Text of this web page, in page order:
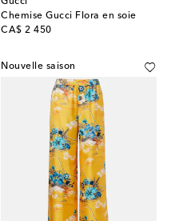
Chemise Gucci Flora en soie
CA$ 2 450
original price
Nouvelle saison